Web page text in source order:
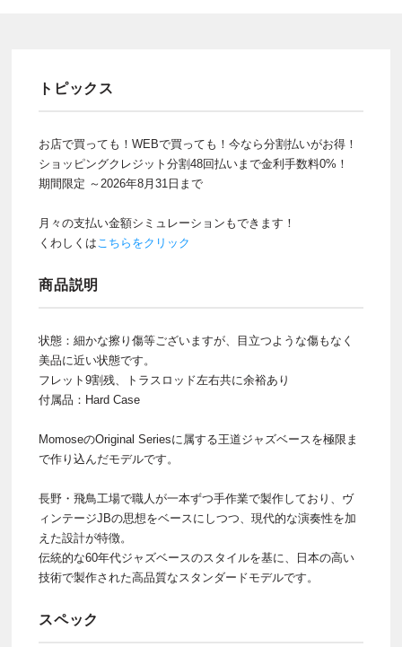
トピックス
お店で買っても！WEBで買っても！今なら分割払いがお得！
ショッピングクレジット分割48回払いまで金利手数料0%！
期間限定 ～2026年8月31日まで
月々の支払い金額シミュレーションもできます！
くわしくはこちらをクリック
商品説明
状態：細かな擦り傷等ございますが、目立つような傷もなく
美品に近い状態です。
フレット9割残、トラスロッド左右共に余裕あり
付属品：Hard Case
MomoseのOriginal Seriesに属する王道ジャズベースを極限ま
で作り込んだモデルです。
長野・飛鳥工場で職人が一本ずつ手作業で製作しており、ヴ
ィンテージJBの思想をベースにしつつ、現代的な演奏性を加
えた設計が特徴。
伝統的な60年代ジャズベースのスタイルを基に、日本の高い
技術で製作された高品質なスタンダードモデルです。
スペック